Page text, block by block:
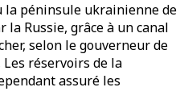
péninsule ukrainienne de
la Russie, grâce à un canal
selon le gouverneur de
Les réservoirs de la
assuré les